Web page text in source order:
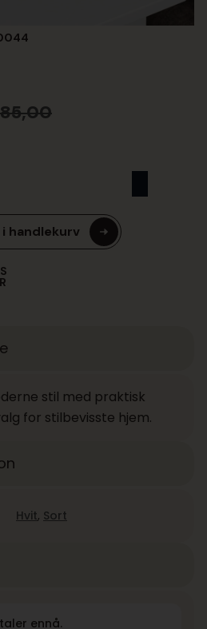
i handlekurv
stil med praktisk
for stilbevisste hjem.
Hvit, Sort
ennå.